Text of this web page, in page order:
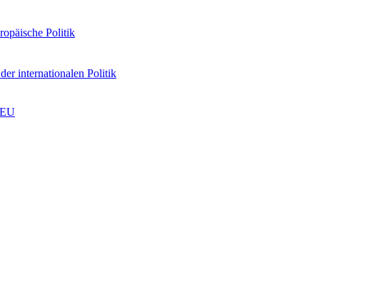
Politik
internationalen Politik